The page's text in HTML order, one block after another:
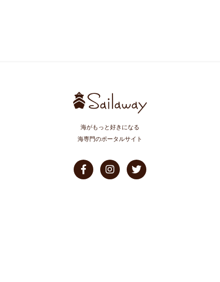
海がもっと好きになる
海専門のポータルサイト